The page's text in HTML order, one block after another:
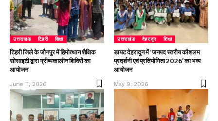
उत्तराखंड टिहरी शिक्षा
टिहरी जिले के जौनपुर में हिमोत्थान शैक्षिक
सोसाइटी द्वारा ग्रीष्मकालीन शिविरों का
आयोजन
June 11, 2026
उत्तराखंड देहरादून शिक्षा
डायट देहरादून में ‘जनपद स्तरीय कौशलम
प्रदर्शनी एवं प्रतियोगिता 2026’ का भव्य
आयोजन
May 9, 2026